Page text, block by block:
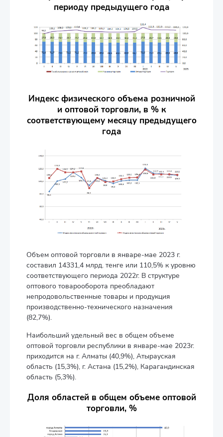
периоду предыдущего года
Индекс физического объема розничной
и оптовой торговли, в % к
соответствующему месяцу предыдущего
года
Объем оптовой торговли в январе-мае 2023 г.
составил 14331,4 млрд. тенге или 110,5% к уровню
соответствующего периода 2022г. В структуре
оптового товарооборота преобладают
непродовольственные товары и продукция
производственно-технического назначения
(82,7%).
Наибольший удельный вес в общем объеме
оптовой торговли республики в январе-мае 2023г.
приходится на г. Алматы (40,9%), Атырауская
область (15,3%), г. Астана (15,2%), Карагандинская
область (5,3%).
Доля областей в общем объеме оптовой
торговли, %